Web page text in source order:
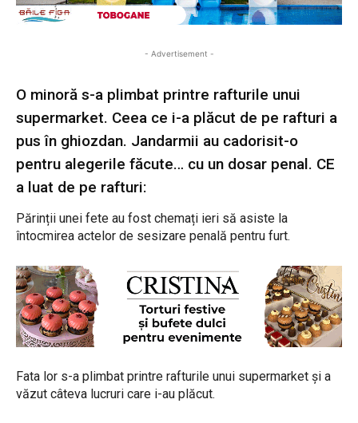
- Advertisement -
O minoră s-a plimbat printre rafturile unui
supermarket. Ceea ce i-a plăcut de pe rafturi a
pus în ghiozdan. Jandarmii au cadorisit-o
pentru alegerile făcute… cu un dosar penal. CE
a luat de pe rafturi:
Părinții unei fete au fost chemați ieri să asiste la
întocmirea actelor de sesizare penală pentru furt.
Fata lor s-a plimbat printre rafturile unui supermarket și a
văzut câteva lucruri care i-au plăcut.